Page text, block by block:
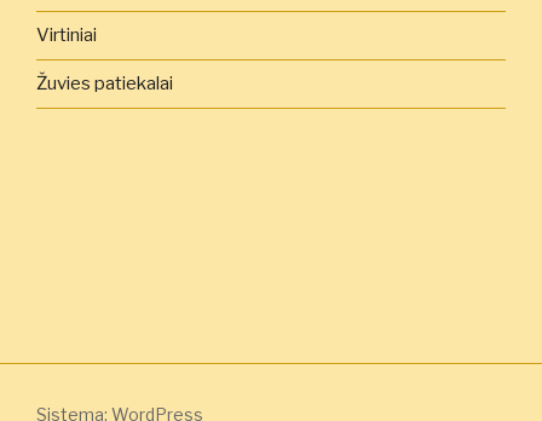
Virtiniai
Žuvies patiekalai
Sistema: WordPress